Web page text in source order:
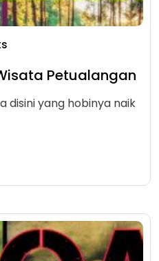
Petualangan
disini yang hobinya naik